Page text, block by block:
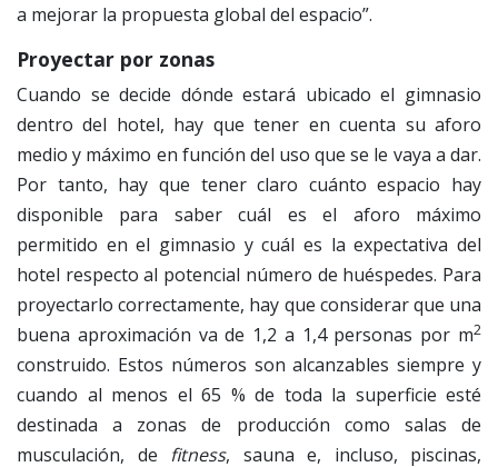
a mejorar la propuesta global del espacio”.
Proyectar por zonas
Cuando se decide dónde estará ubicado el gimnasio
dentro del hotel, hay que tener en cuenta su aforo
medio y máximo en función del uso que se le vaya a dar.
Por tanto, hay que tener claro cuánto espacio hay
disponible para saber cuál es el aforo máximo
permitido en el gimnasio y cuál es la expectativa del
hotel respecto al potencial número de huéspedes. Para
proyectarlo correctamente, hay que considerar que una
buena aproximación va de 1,2 a 1,4 personas por m2
construido. Estos números son alcanzables siempre y
cuando al menos el 65 % de toda la superficie esté
destinada a zonas de producción como salas de
musculación, de fitness, sauna e, incluso, piscinas,